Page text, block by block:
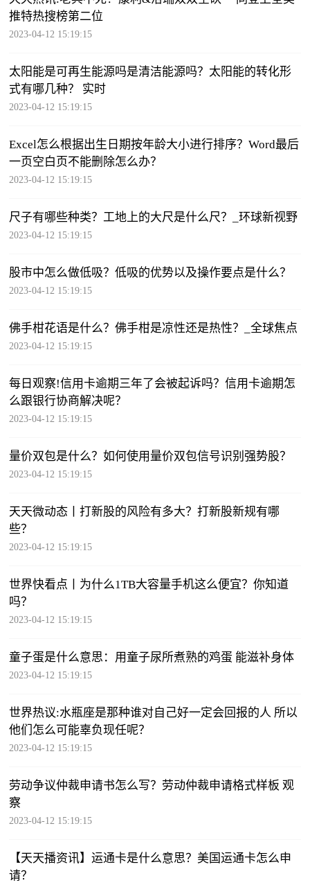
推特热搜榜第二位
2023-04-12 15:19:15
太阳能是可再生能源吗是清洁能源吗？太阳能的转化形
式有哪几种？ 实时
2023-04-12 15:19:15
Excel怎么根据出生日期按年龄大小进行排序？Word最后
一页空白页不能删除怎么办？
2023-04-12 15:19:15
尺子有哪些种类？工地上的大尺是什么尺？_环球新视野
2023-04-12 15:19:15
股市中怎么做低吸？低吸的优势以及操作要点是什么？
2023-04-12 15:19:15
佛手柑花语是什么？佛手柑是凉性还是热性？_全球焦点
2023-04-12 15:19:15
每日观察!信用卡逾期三年了会被起诉吗？信用卡逾期怎
么跟银行协商解决呢？
2023-04-12 15:19:15
量价双包是什么？如何使用量价双包信号识别强势股？
2023-04-12 15:19:15
天天微动态丨打新股的风险有多大？打新股新规有哪
些？
2023-04-12 15:19:15
世界快看点丨为什么1TB大容量手机这么便宜？你知道
吗？
2023-04-12 15:19:15
童子蛋是什么意思：用童子尿所煮熟的鸡蛋 能滋补身体
2023-04-12 15:19:15
世界热议:水瓶座是那种谁对自己好一定会回报的人 所以
他们怎么可能辜负现任呢？
2023-04-12 15:19:15
劳动争议仲裁申请书怎么写？劳动仲裁申请格式样板 观
察
2023-04-12 15:19:15
【天天播资讯】运通卡是什么意思？美国运通卡怎么申
请？